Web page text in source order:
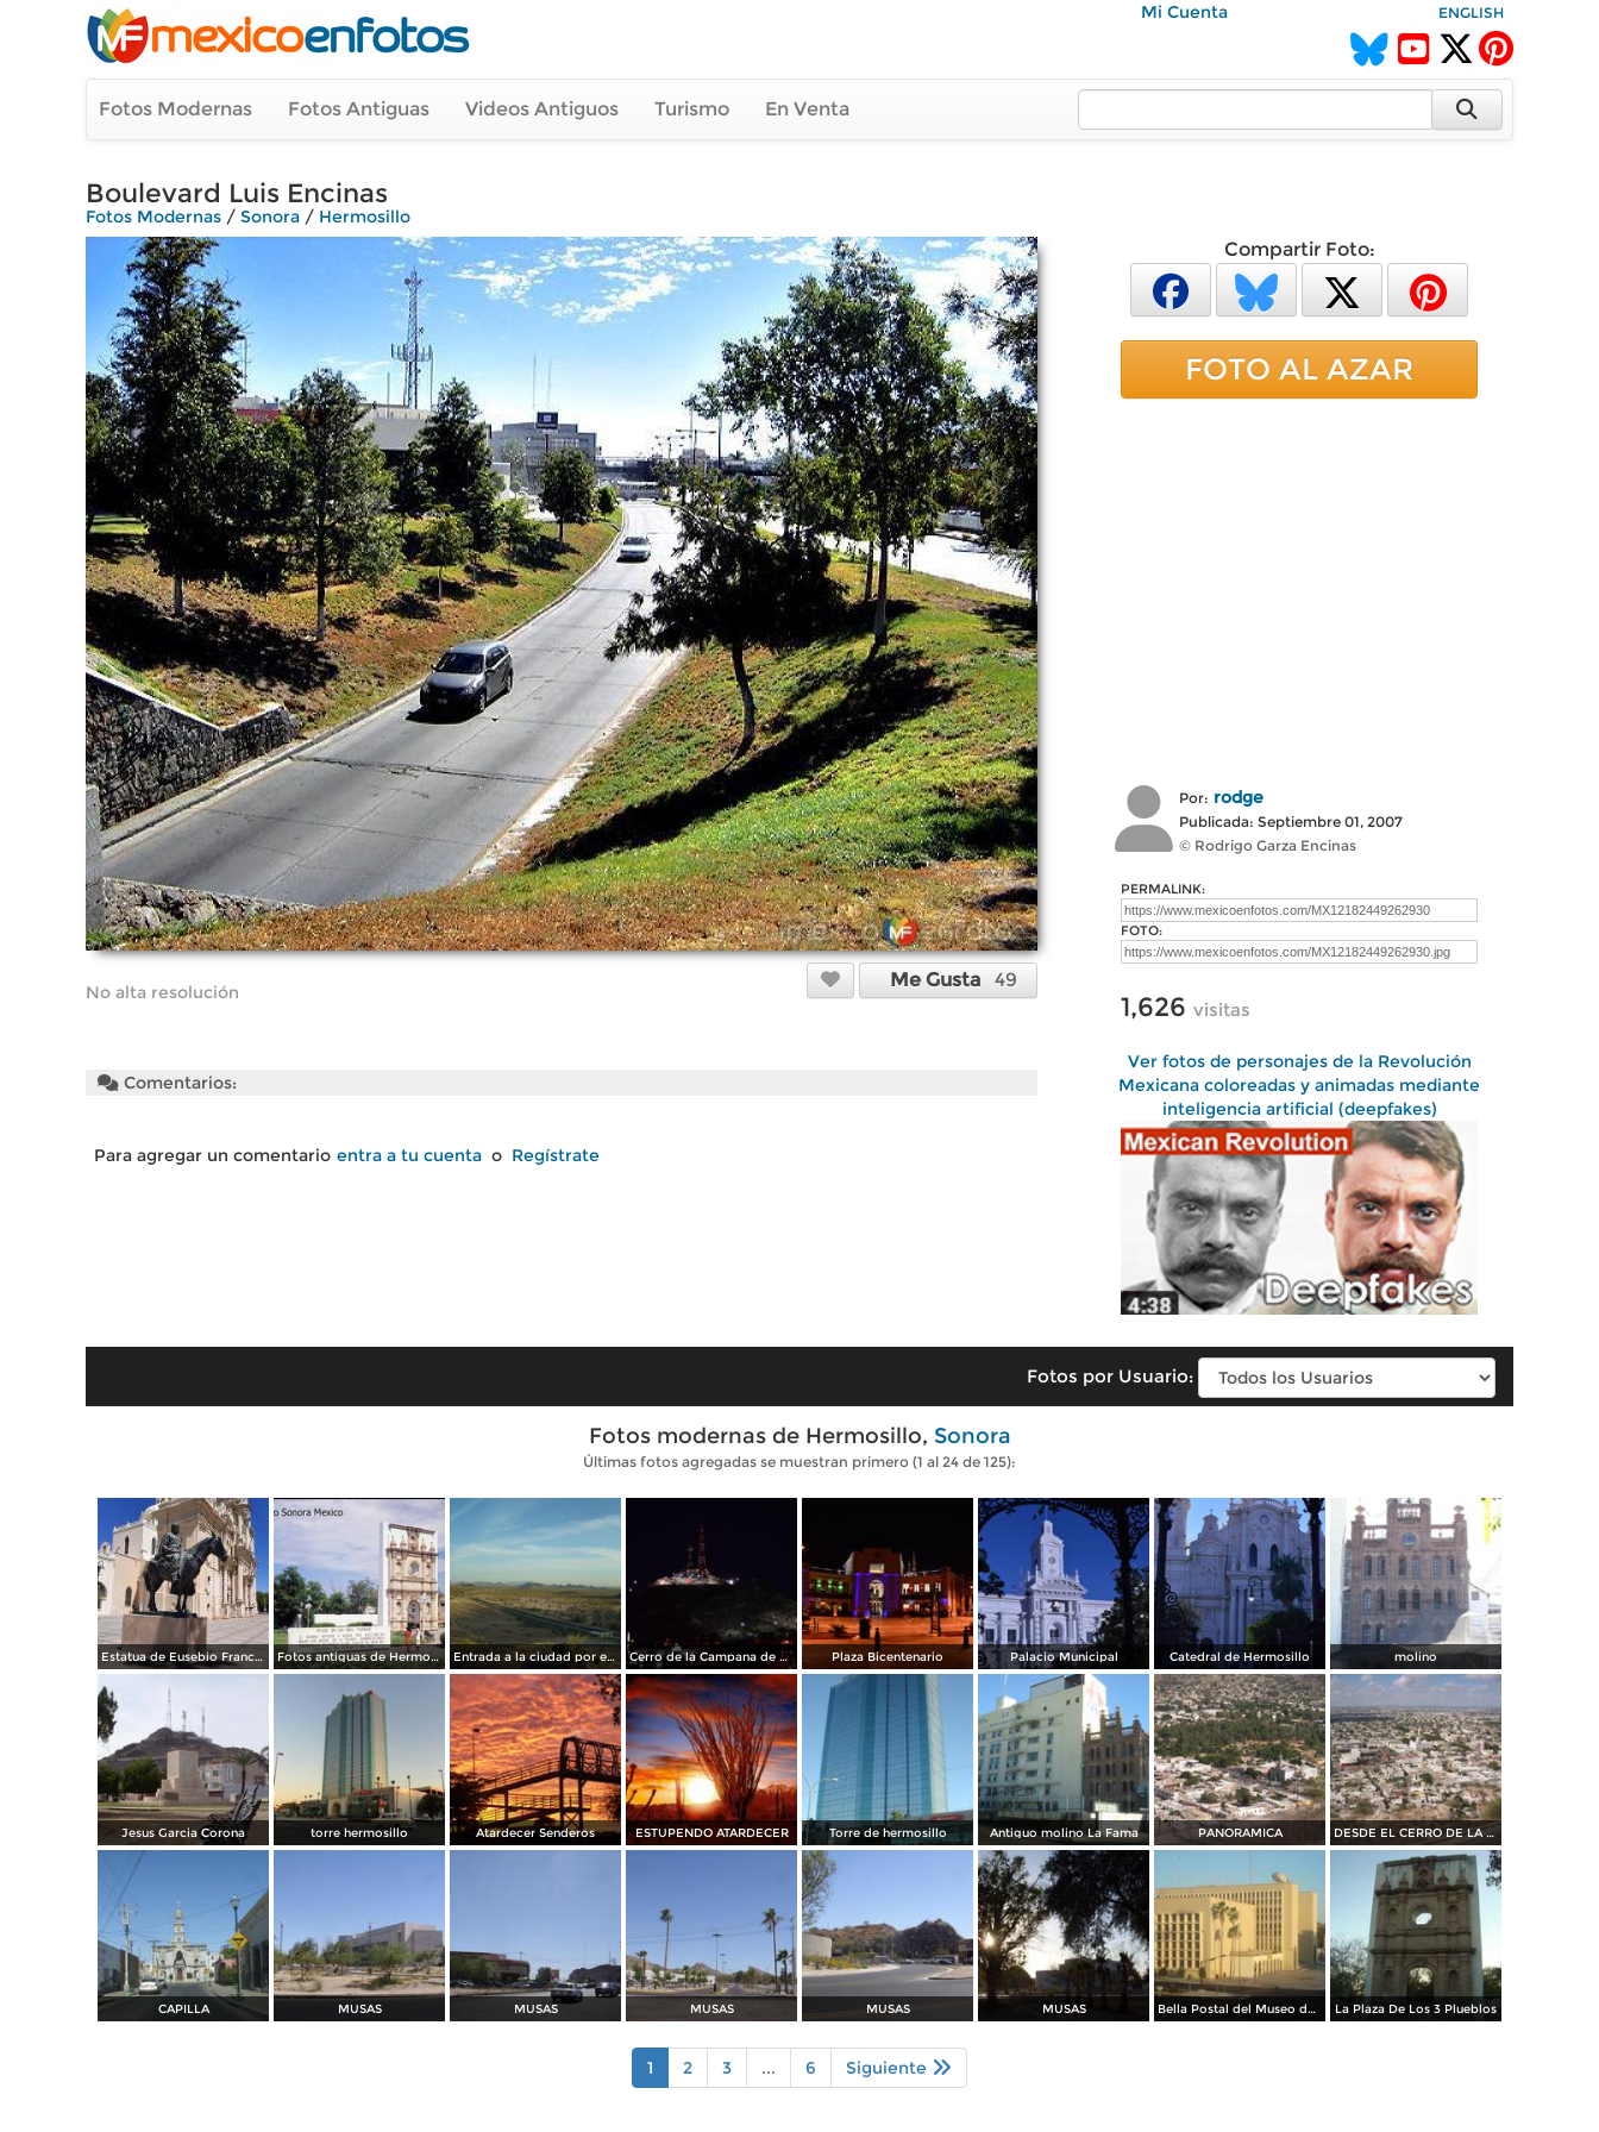
Mi Cuenta ENGLISH
Fotos Modernas Fotos Antiguas Videos Antiguos Turismo En Venta
Boulevard Luis Encinas
Fotos Modernas / Sonora / Hermosillo
No alta resolución
Me Gusta 49
Comentarios:
Para agregar un comentario entra a tu cuenta o Regístrate
Compartir Foto:
FOTO AL AZAR
Por: rodge
Publicada: Septiembre 01, 2007
© Rodrigo Garza Encinas
PERMALINK:
FOTO:
1,626 visitas
Ver fotos de personajes de la Revolución
Mexicana coloreadas y animadas mediante
inteligencia artificial (deepfakes)
Fotos por Usuario:
Fotos modernas de Hermosillo, Sonora
Últimas fotos agregadas se muestran primero (1 al 24 de 125):
Estatua de Eusebio Francisco Kino Fotos antiguas de Hermosillo Entrada a la ciudad por el sur Cerro de la Campana de Noche Plaza Bicentenario Palacio Municipal Catedral de Hermosillo molino
Jesus Garcia Corona torre hermosillo Atardecer Senderos ESTUPENDO ATARDECER Torre de hermosillo Antiguo molino La Fama PANORAMICA DESDE EL CERRO DE LA CAMPANA
CAPILLA MUSAS MUSAS MUSAS MUSAS MUSAS Bella Postal del Museo de La Universidad La Plaza De Los 3 Plueblos
1 2 3 ... 6 Siguiente